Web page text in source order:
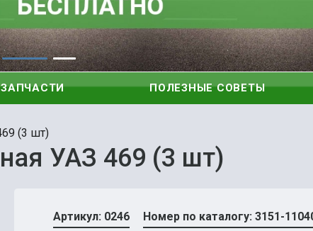
ПОЛЕЗНЫЕ СОВЕТЫ
(3 шт)
УАЗ 469 (3 шт)
Артикул: 0246 Номер по каталогу: 3151-